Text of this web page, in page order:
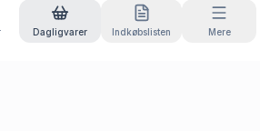
Dagligvarer Indkøbslisten Mere